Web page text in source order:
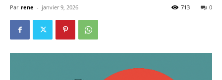
Par rene - janvier 9, 2026 0
713